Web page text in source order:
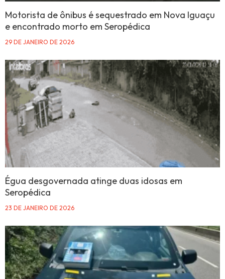
Motorista de ônibus é sequestrado em Nova Iguaçu
e encontrado morto em Seropédica
29 DE JANEIRO DE 2026
Égua desgovernada atinge duas idosas em
Seropédica
23 DE JANEIRO DE 2026